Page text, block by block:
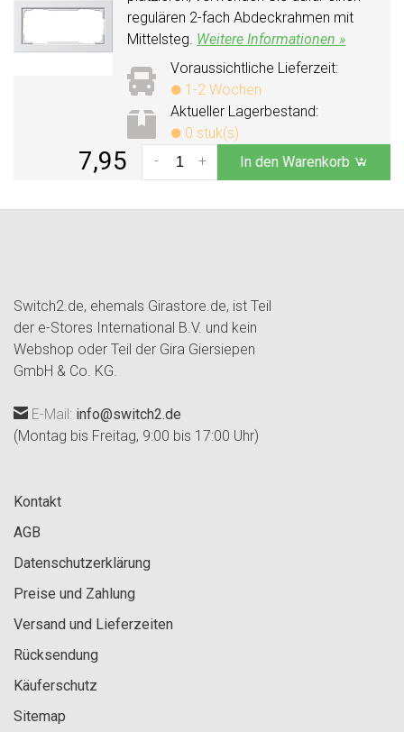
regulären 2-fach Abdeckrahmen mit
Mittelsteg. Weitere Informationen »
Voraussichtliche Lieferzeit:
1-2 Wochen
Aktueller Lagerbestand:
0 stuk(s)
7,95 +
- In den Warenkorb
Switch2.de, ehemals Girastore.de, ist Teil
der e-Stores International B.V. und kein
Webshop oder Teil der Gira Giersiepen
GmbH & Co. KG.
E-Mail: info@switch2.de
(Montag bis Freitag, 9:00 bis 17:00 Uhr)
Kontakt
AGB
Datenschutzerklärung
Preise und Zahlung
Versand und Lieferzeiten
Rücksendung
Käuferschutz
Sitemap